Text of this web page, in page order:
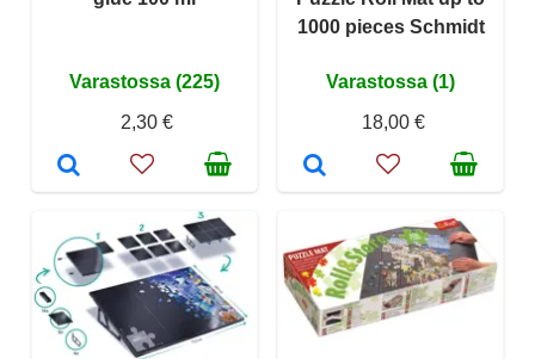
Varastossa (225)
2,30 €
1000 pieces Schmidt
Varastossa (1)
18,00 €